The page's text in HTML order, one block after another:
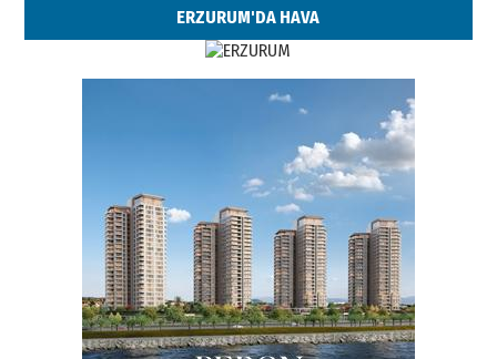
ERZURUM'DA HAVA
Esat BİNDESEN
Başkan Sekmen’den Erzurum’a
bir vizyon proje daha!
02 Ağustos 2026 Pazar